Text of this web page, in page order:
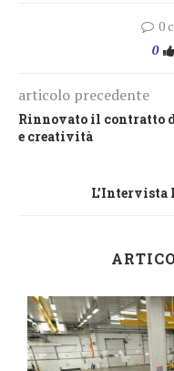
0
0
articolo precedente
Rinnovato il contratto
e creatività
L’Intervista